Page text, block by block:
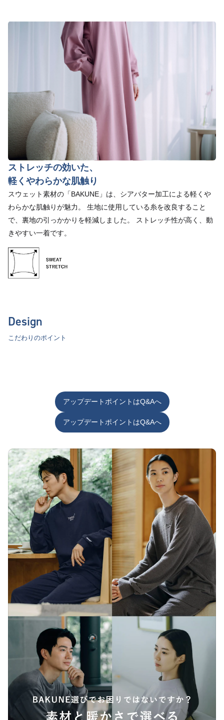
ストレッチの効いた、
軽くやわらかな肌触り
スウェット素材の「BAKUNE」は、シアバター加工による軽くや
わらかな肌触りが魅力。 生地に使用している糸を改良すること
で、裏地の引っかかりを軽減しました。 ストレッチ性が高く、動
きやすい一着です。
Design
こだわりのポイント
アップデートポイントはQ&Aへ
アップデートポイントはQ&Aへ